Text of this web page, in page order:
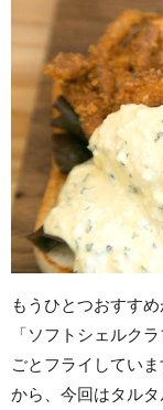
もうひとつおすす
「ソフトシェルク
ごとフライしてい
から、今回はタル